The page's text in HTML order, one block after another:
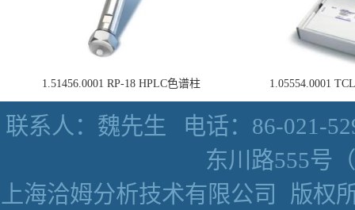
1.51456.0001 RP-18 HPLC色谱柱 1.05554.0001
联系人：魏先生
电话：86-021-
东川路555号
上海洽姆分析技术有限公司
版权